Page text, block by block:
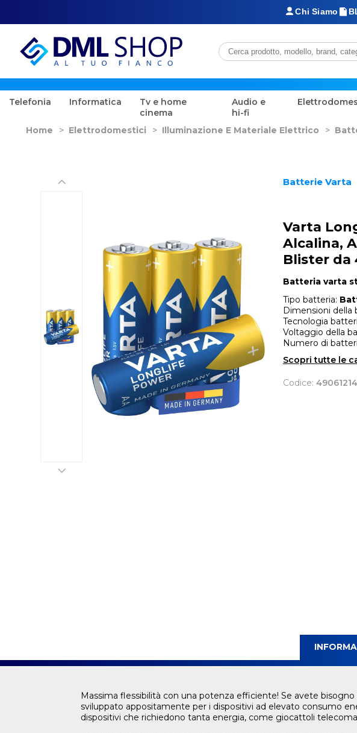
Chi Siamo
Telefonia Informatica
Tv e home
cinema
Audio e
hi-fi
Home > Elettrodomestici > Illuminazione E Materiale Elettrico >
Batterie Varta
Varta
Alcalina,
Blister da
Batteria varta
Tipo batteria:
Dimensioni della
Tecnologia
Voltaggio della
Numero di
Scopri tutte le
Codice:
Massima flessibilità con una potenza efficiente! Se avete
sviluppato appositamente per i dispositivi ad elevato consumo
dispositivi che richiedono tanta energia, come giocattoli